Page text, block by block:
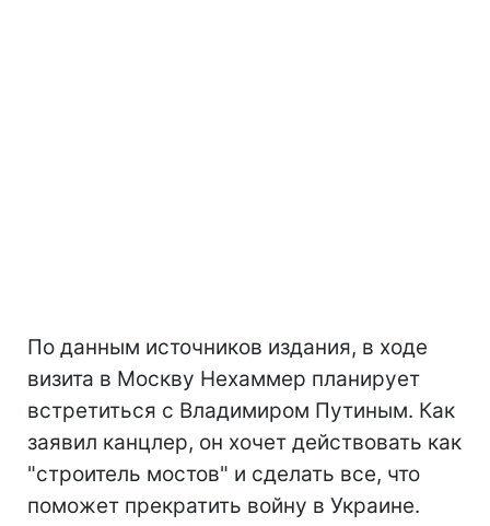
По данным источников издания, в ходе
визита в Москву Нехаммер планирует
встретиться с Владимиром Путиным. Как
заявил канцлер, он хочет действовать как
"строитель мостов" и сделать все, что
поможет прекратить войну в Украине.